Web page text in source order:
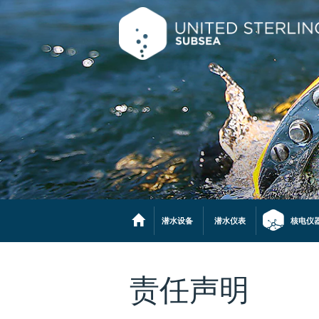
潜水设备 潜水仪表 核电仪
责任声明